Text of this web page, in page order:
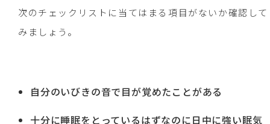
次のチェックリストに当てはまる項目がないか確認して
みましょう。
自分のいびきの音で目が覚めたことがある
十分に睡眠をとっているはずなのに日中に強い眠気